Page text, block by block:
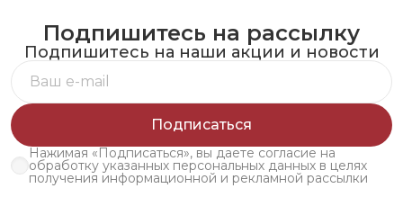
Подпишитесь на рассылку
Подпишитесь на наши акции и новости
Подписаться
Нажимая «Подписаться», вы даете согласие на
обработку указанных персональных данных в целях
получения информационной и рекламной рассылки